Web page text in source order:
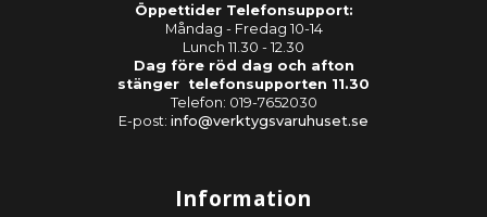
Öppettider Telefonsupport:
Måndag - Fredag 10-14
Lunch 11.30 - 12.30
Dag före röd dag och afton
stänger telefonsupporten 11.30
Telefon: 019-7652030
E-post: info@verktygsvaruhuset.se
Information